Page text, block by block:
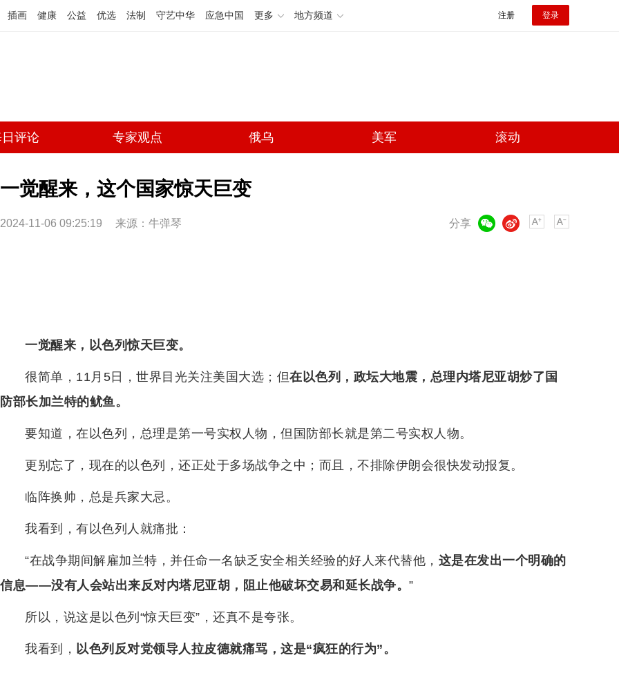
插画 健康 公益 优选 法制 守艺中华 应急中国 更多 地方频道 注册 登录
评论 专家观点 俄乌 美军 滚动
一觉醒来，这个国家惊天巨变
2024-11-06 09:25:19 来源：牛弹琴 分享
微博
一觉醒来，以色列惊天巨变。
很简单，11月5日，世界目光关注美国大选；但在以色列，政坛大地震，总理内塔尼亚胡炒了国
防部长加兰特的鱿鱼。
要知道，在以色列，总理是第一号实权人物，但国防部长就是第二号实权人物。
更别忘了，现在的以色列，还正处于多场战争之中；而且，不排除伊朗会很快发动报复。
临阵换帅，总是兵家大忌。
我看到，有以色列人就痛批：
“在战争期间解雇加兰特，并任命一名缺乏安全相关经验的好人来代替他， 这是在发出一个明确的
信息——没有人会站出来反对内塔尼亚胡，阻止他破坏交易和延长战争。 ”
所以，说这是以色列“惊天巨变”，还真不是夸张。
我看到， 以色列反对党领导人拉皮德就痛骂，这是“疯狂的行为”。